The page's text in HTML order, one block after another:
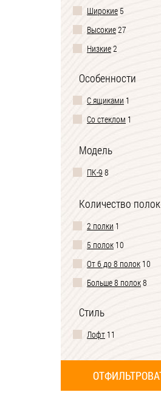
Широкие 5
Высокие27
Низкие2
Особенности
С ящиками 1
Со стеклом 1
Модель
ПК-9 8
Количество полок
2 полки 1
5 полок 10
От 6 до 8 полок 10
Больше 8 полок8
Стиль
Лофт 11